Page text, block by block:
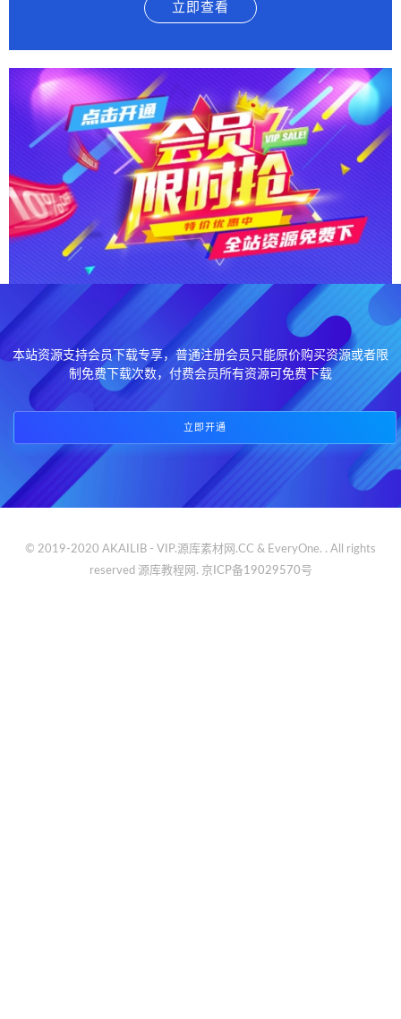
立即查看
本站资源支持会员下载专享，普通注册会员只能原价购买资源或者限
制免费下载次数，付费会员所有资源可免费下载
立即开通
© 2019-2020 AKAILIB - VIP.源库素材网.CC & EveryOne. . All rights
reserved 源库教程网. 京ICP备19029570号